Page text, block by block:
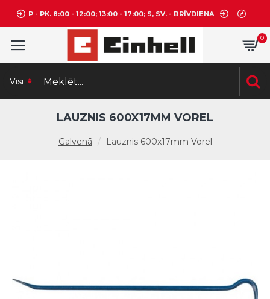
P - PK. 8:00 - 12:00; 13:00 - 17:00; S, SV. - BRĪVDIENA
0
Visi
Galvenā Lauznis 600x17mm Vorel
LAUZNIS 600X17MM VOREL